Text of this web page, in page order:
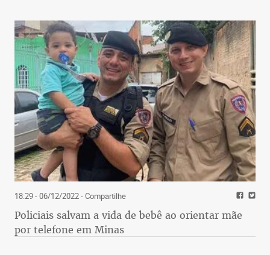
18:29 - 06/12/2022- Compartilhe
Policiais salvam a vida de bebê ao orientar mãe
por telefone em Minas